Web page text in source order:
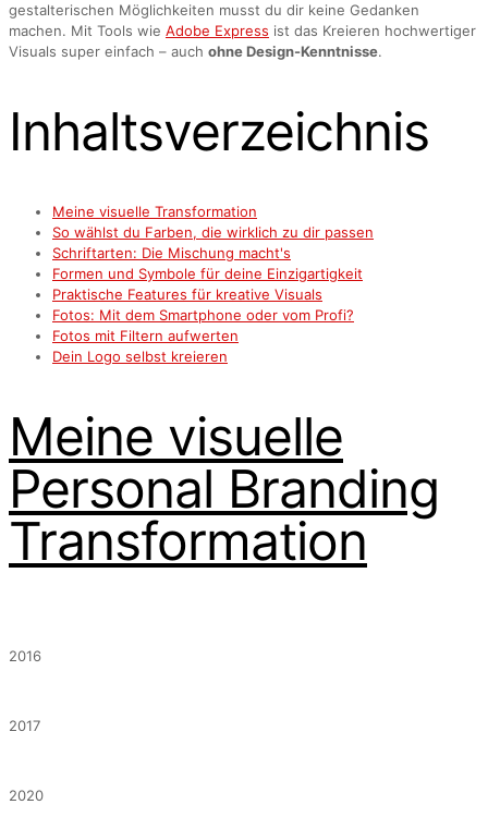
gestalterischen Möglichkeiten musst du dir keine Gedanken
machen. Mit Tools wie Adobe Express ist das Kreieren hochwertiger
Visuals super einfach – auch ohne Design-Kenntnisse.
Inhaltsverzeichnis
Meine visuelle Transformation
So wählst du Farben, die wirklich zu dir passen
Schriftarten: Die Mischung macht's
Formen und Symbole für deine Einzigartigkeit
Praktische Features für kreative Visuals
Fotos: Mit dem Smartphone oder vom Profi?
Fotos mit Filtern aufwerten
Dein Logo selbst kreieren
Meine visuelle
Personal Branding
Transformation
2016
2017
2020